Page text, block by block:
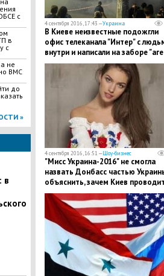
с
в
с
не
ВМС
до
»
в
4 сентября 2016, 17:43 —Украина
В Киеве неизвестные подожгли
офис телеканала "Интер" с
внутри и написали на заборе
Кремля"
4 сентября 2016, 16:51 —Шоу-бизнес
"Мисс Украина-2016" не смогла
назвать Донбасс частью
объяснить, зачем Киев
АТО